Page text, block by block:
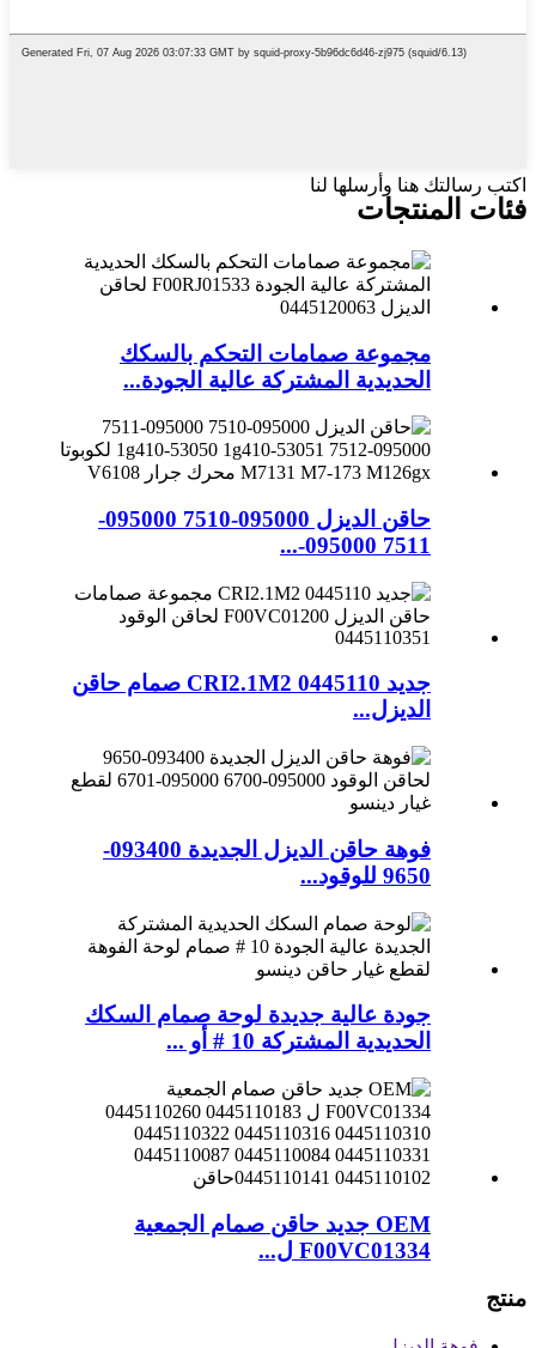
اكتب رسالتك هنا وأرسلها لنا
فئات المنتجات
مجموعة صمامات التحكم بالسكك
الحديدية المشتركة عالية الجودة...
حاقن الديزل 095000-7510 095000-
7511 095000-...
جديد CRI2.1M2 0445110 صمام حاقن
الديزل...
فوهة حاقن الديزل الجديدة 093400-
9650 للوقود...
جودة عالية جديدة لوحة صمام السكك
الحديدية المشتركة 10 # أو ...
OEM جديد حاقن صمام الجمعية
F00VC01334 ل...
منتج